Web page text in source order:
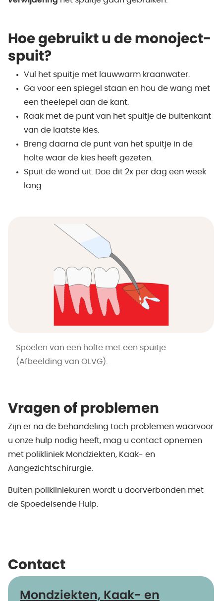
Hoe gebruikt u de monoject-
spuit?
Vul het spuitje met lauwwarm kraanwater.
Ga voor een spiegel staan en hou de wang met
een theelepel aan de kant.
Raak met de punt van het spuitje de buitenkant
van de laatste kies.
Breng daarna de punt van het spuitje in de
holte waar de kies heeft gezeten.
Spuit de wond uit. Doe dit 2x per dag een week
lang.
Spoelen van een holte met een spuitje
(Afbeelding van OLVG).
Vragen of problemen
Zijn er na de behandeling toch problemen waarvoor
u onze hulp nodig heeft, mag u contact opnemen
met polikliniek Mondziekten, Kaak- en
Aangezichtschirurgie.
Buiten polikliniekuren wordt u doorverbonden met
de Spoedeisende Hulp.
Contact
Mondziekten, Kaak- en